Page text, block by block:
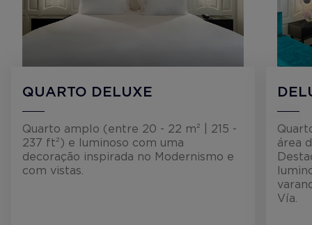
QUARTO DELUXE
Quarto amplo (entre 20 - 22 m² | 215 -
237 ft²) e luminoso com uma
decoração inspirada no Modernismo e
com vistas.
área
Vía.